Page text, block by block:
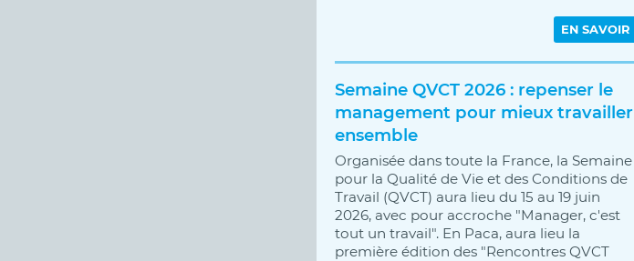
Semaine QVCT 2026 : repenser le
management pour mieux travailler
ensemble
Organisée dans toute la France, la Semaine
pour la Qualité de Vie et des Conditions de
Travail (QVCT) aura lieu du 15 au 19 juin
2026, avec pour accroche "Manager, c'est
tout un travail". En Paca, aura lieu la
première édition des "Rencontres QVCT